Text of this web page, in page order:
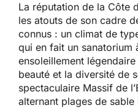
La réputation de la Côte
les atouts de son cadre
connus : un climat de
qui en fait un sanatorium
ensoleillement
beauté et la diversité de
spectaculaire Massif de
alternant plages de